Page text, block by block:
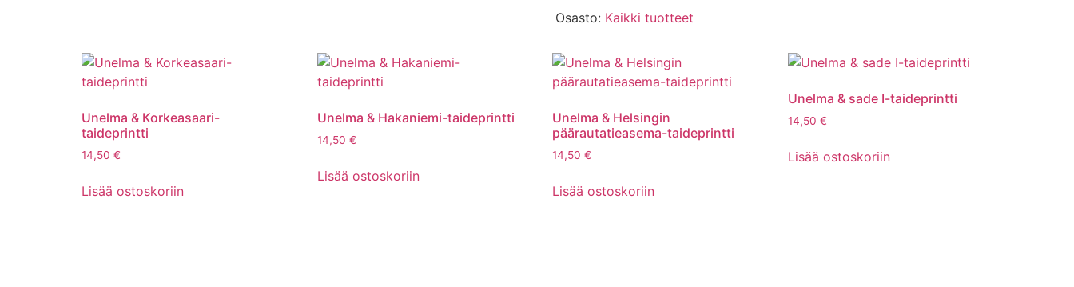
Osasto: Kaikki tuotteet
Unelma & Korkeasaari-
taideprintti
14,50 €
Lisää ostoskoriin
Unelma & Hakaniemi-taideprintti
14,50 €
Lisää ostoskoriin
Unelma & Helsingin
päärautatieasema-taideprintti
14,50€
Lisää ostoskoriin
Unelma & sade I-taideprintti
14,50€
Lisää ostoskoriin